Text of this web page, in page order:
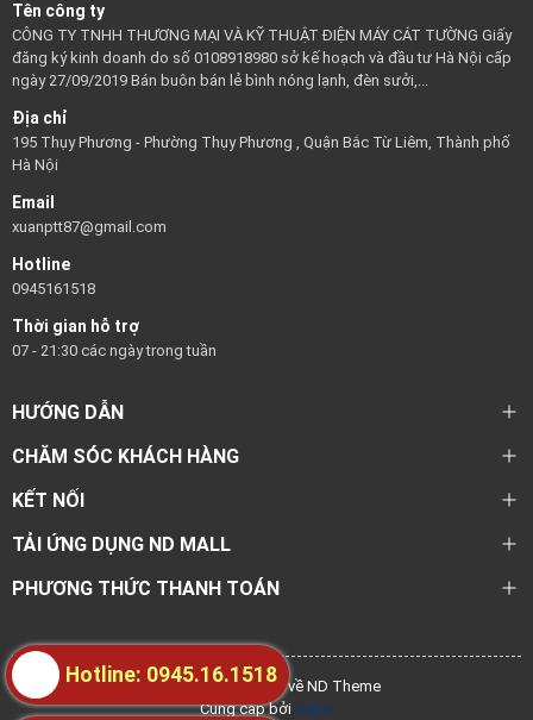
Tên công ty
CÔNG TY TNHH THƯƠNG MẠI VÀ KỸ THUẬT ĐIỆN MÁY CÁT TƯỜNG Giấy
đăng ký kinh doanh do số 0108918980 sở kế hoạch và đầu tư Hà Nội cấp
ngày 27/09/2019 Bán buôn bán lẻ bình nóng lạnh, đèn sưởi,...
Địa chỉ
195 Thụy Phương - Phường Thụy Phương , Quận Bắc Từ Liêm, Thành phố
Hà Nội
Email
xuanptt87@gmail.com
Hotline
0945161518
Thời gian hỗ trợ
07 - 21:30 các ngày trong tuần
HƯỚNG DẪN
CHĂM SÓC KHÁCH HÀNG
KẾT NỐI
TẢI ỨNG DỤNG ND MALL
PHƯƠNG THỨC THANH TOÁN
@ Bản quyền thuộc về ND Theme
Cung cấp bởi Sapo
Hotline: 0945.16.1518